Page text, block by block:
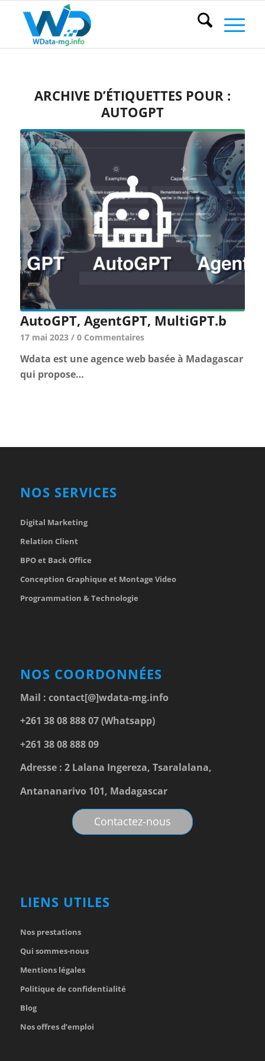
ARCHIVE D’ÉTIQUETTES POUR :
AUTOGPT
AutoGPT, AgentGPT, MultiGPT.b
17 mai 2023 / 0 Commentaires
Wdata est une agence web basée à Madagascar
qui propose…
NOS SERVICES
Digital Marketing
Relation Client
BPO et Back Office
Conception Graphique et Montage Video
Programmation & Technologie
NOS COORDONNÉES
Mail : contact[@]wdata-mg.info
+261 38 08 888 07 (Whatsapp)
+261 38 08 888 09
Adresse : 2 Lalana Ingereza, Tsaralalana,
Antananarivo 101, Madagascar
Contactez-nous
LIENS UTILES
Nos prestations
Qui sommes-nous
Mentions légales
Politique de confidentialité
Blog
Nos offres d’emploi